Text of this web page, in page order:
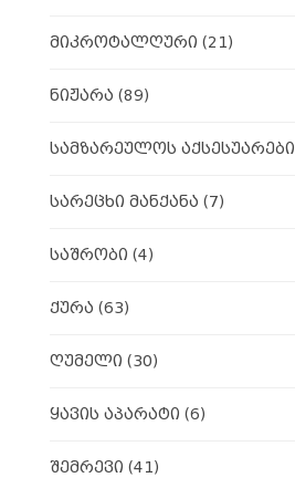
მიკროტალღური (21)
ნიჟარა (89)
სამზარეულოს აქსესუარები
სარეცხი მანქანა (7)
საშრობი (4)
ქურა (63)
ღუმელი (30)
ყავის აპარატი (6)
შემრევი (41)